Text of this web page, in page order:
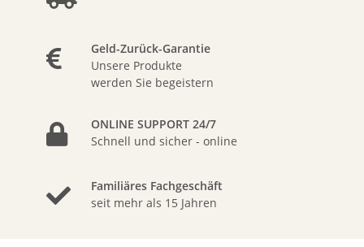
Geld-Zurück-Garantie
Unsere Produkte
werden Sie begeistern
ONLINE SUPPORT 24/7
Schnell und sicher - online
Familiäres Fachgeschäft
seit mehr als 15 Jahren